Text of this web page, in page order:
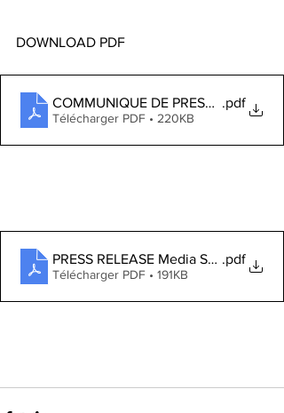
DOWNLOAD PDF
COMMUNIQUE DE PRESSE.pdf
Télécharger PDF • 220KB
PRESS RELEASE Media Summit of
.pdf
Télécharger PDF • 191KB